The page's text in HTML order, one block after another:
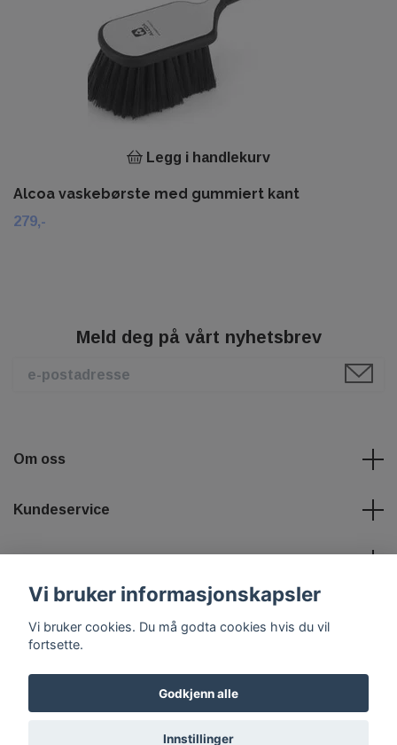
Legg i handlekurv
Alcoa vaskebørste med gummiert kant
279,-
Meld deg på vårt nyhetsbrev
Om oss
Kundeservice
© 2026 TuningshoppenPowered by Quickbutik
Vi bruker informasjonskapsler
Vi bruker cookies. Du må godta cookies hvis du vil
fortsette.
Godkjenn alle
Innstillinger